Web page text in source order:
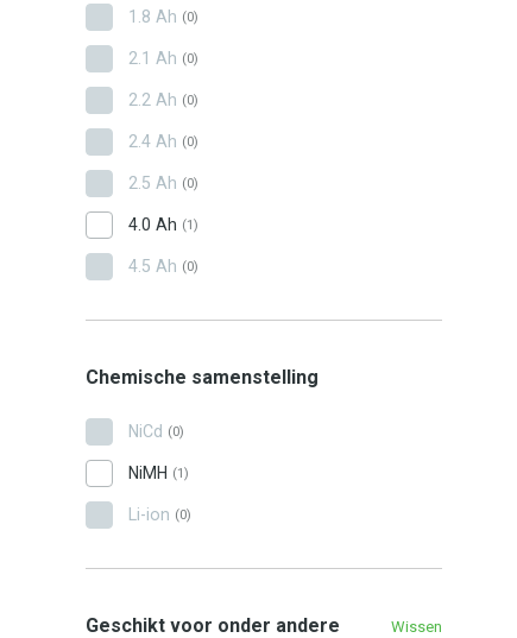
1.8 Ah (0)
2.1 Ah (0)
2.2 Ah (0)
2.4 Ah (0)
2.5 Ah (0)
4.0 Ah (1)
4.5 Ah (0)
Chemische samenstelling
NiCd (0)
NiMH (1)
Li-ion (0)
Geschikt voor onder andere Wissen